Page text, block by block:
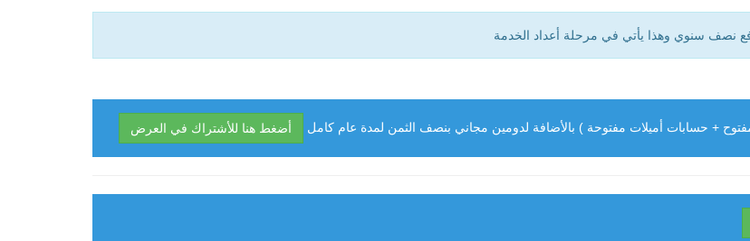
نصف سنوي وهذا يأتي في مرحلة أعداد الخدمة
+ حسابات أميلات مفتوحة ) بالأضافة لدومين مجاني بنصف الثمن لمدة عام كامل أضغط هنا للأشتراك في العرض